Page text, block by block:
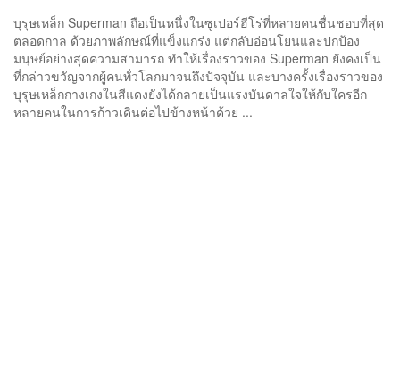
บุรุษเหล็ก Superman ถือเป็นหนึ่งในซูเปอร์ฮีโร่ที่หลายคนชื่นชอบที่สุด
ตลอดกาล ด้วยภาพลักษณ์ที่แข็งแกร่ง แต่กลับอ่อนโยนและปกป้อง
มนุษย์อย่างสุดความสามารถ ทำให้เรื่องราวของ Superman ยังคงเป็น
ที่กล่าวขวัญจากผู้คนทั่วโลกมาจนถึงปัจจุบัน และบางครั้งเรื่องราวของ
บุรุษเหล็กกางเกงในสีแดงยังได้กลายเป็นแรงบันดาลใจให้กับใครอีก
หลายคนในการก้าวเดินต่อไปข้างหน้าด้วย ...